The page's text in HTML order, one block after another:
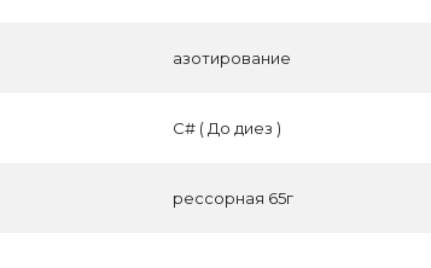
азотирование
C# ( До диез )
рессорная 65г